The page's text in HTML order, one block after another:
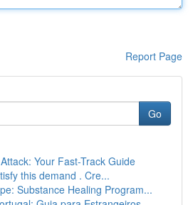
Report Page
Go
Your Fast-Track Guide
this demand . Cre...
Substance Healing Program...